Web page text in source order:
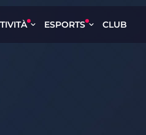
ESPORTS CLUB